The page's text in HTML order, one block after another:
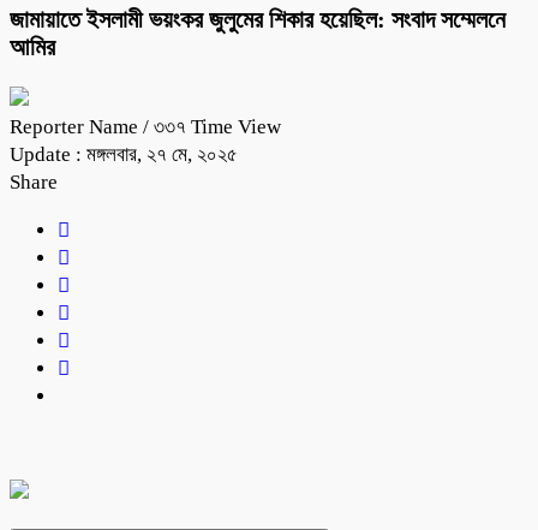
জামায়াতে ইসলামী ভয়ংকর জুলুমের শিকার হয়েছিল: সংবাদ সম্মেলনে
আমির
Reporter Name / ৩৩৭ Time View
Update : মঙ্গলবার, ২৭ মে, ২০২৫
Share